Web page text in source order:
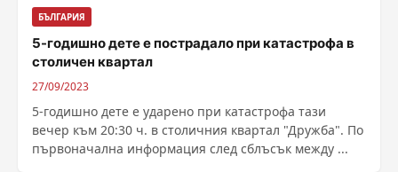
БЪЛГАРИЯ
5-годишно дете е пострадало при катастрофа в
столичен квартал
27/09/2023
5-годишно дете е ударено при катастрофа тази
вечер към 20:30 ч. в столичния квартал "Дружба". По
първоначална информация след сблъсък между ...